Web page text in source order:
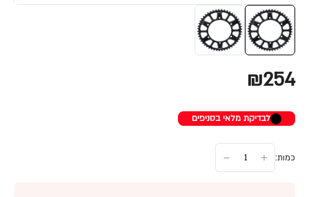
₪254
לבדיקת מלאי בסניפים
כמות: